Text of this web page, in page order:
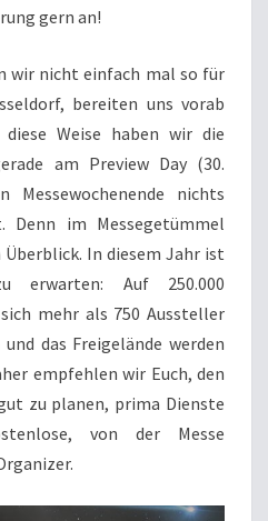
gern an!
wir nicht einfach mal so für
bereiten uns vorab
Weise haben wir die
am Preview Day (30.
nichts
Denn im Messegetümmel
In diesem Jahr ist
erwarten: Auf 250.000
mehr als 750 Aussteller
das Freigelände werden
empfehlen wir Euch, den
zu planen, prima Dienste
von der Messe